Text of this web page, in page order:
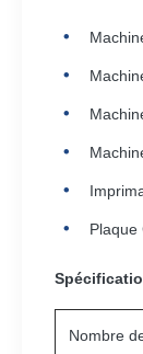
Plaque
Nombre